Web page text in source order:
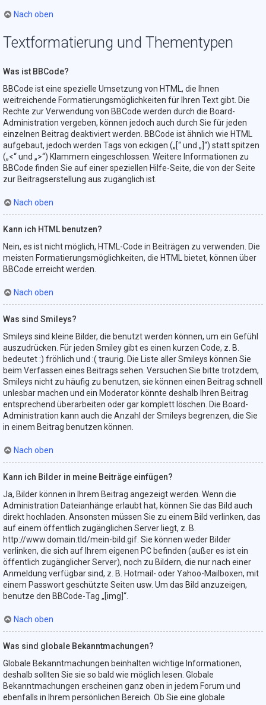
Nach oben
Textformatierung und Thementypen
Was ist BBCode?
BBCode ist eine spezielle Umsetzung von HTML, die Ihnen
weitreichende Formatierungsmöglichkeiten für Ihren Text gibt. Die
Rechte zur Verwendung von BBCode werden durch die Board-
Administration vergeben, können jedoch auch durch Sie für jeden
einzelnen Beitrag deaktiviert werden. BBCode ist ähnlich wie HTML
aufgebaut, jedoch werden Tags von eckigen („[“ und „]“) statt spitzen
(„<“ und „>“) Klammern eingeschlossen. Weitere Informationen zu
BBCode finden Sie auf einer speziellen Hilfe-Seite, die von der Seite
zur Beitragserstellung aus zugänglich ist.
Nach oben
Kann ich HTML benutzen?
Nein, es ist nicht möglich, HTML-Code in Beiträgen zu verwenden. Die
meisten Formatierungsmöglichkeiten, die HTML bietet, können über
BBCode erreicht werden.
Nach oben
Was sind Smileys?
Smileys sind kleine Bilder, die benutzt werden können, um ein Gefühl
auszudrücken. Für jeden Smiley gibt es einen kurzen Code, z. B.
bedeutet :) fröhlich und :( traurig. Die Liste aller Smileys können Sie
beim Verfassen eines Beitrags sehen. Versuchen Sie bitte trotzdem,
Smileys nicht zu häufig zu benutzen, sie können einen Beitrag schnell
unlesbar machen und ein Moderator könnte deshalb Ihren Beitrag
entsprechend überarbeiten oder gar komplett löschen. Die Board-
Administration kann auch die Anzahl der Smileys begrenzen, die Sie
in einem Beitrag benutzen können.
Nach oben
Kann ich Bilder in meine Beiträge einfügen?
Ja, Bilder können in Ihrem Beitrag angezeigt werden. Wenn die
Administration Dateianhänge erlaubt hat, können Sie das Bild auch
direkt hochladen. Ansonsten müssen Sie zu einem Bild verlinken, das
auf einem öffentlich zugänglichen Server liegt, z. B.
http://www.domain.tld/mein-bild.gif. Sie können weder Bilder
verlinken, die sich auf Ihrem eigenen PC befinden (außer es ist ein
öffentlich zugänglicher Server), noch zu Bildern, die nur nach einer
Anmeldung verfügbar sind, z. B. Hotmail- oder Yahoo-Mailboxen, mit
einem Passwort geschützte Seiten usw. Um das Bild anzuzeigen,
benutze den BBCode-Tag „[img]“.
Nach oben
Was sind globale Bekanntmachungen?
Globale Bekanntmachungen beinhalten wichtige Informationen,
deshalb sollten Sie sie so bald wie möglich lesen. Globale
Bekanntmachungen erscheinen ganz oben in jedem Forum und
ebenfalls in Ihrem persönlichen Bereich. Ob Sie eine globale